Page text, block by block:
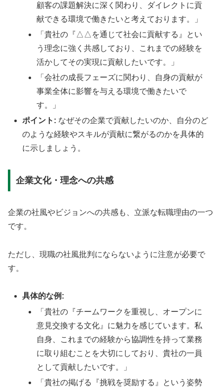
顧客の課題解決に深く関わり、ダイレクトに貢
献できる環境で働きたいと考えております。」
「貴社の『△△を通じて社会に貢献する』とい
う理念に強く共感しており、これまでの経験を
活かしてその実現に貢献したいです。」
「会社の成長フェーズに関わり、自身の貢献が
事業全体に影響を与える環境で働きたいで
す。」
ポイント: なぜその企業で貢献したいのか、自分のど
のような経験やスキルが貢献に繋がるのかを具体的
に示しましょう。
企業文化・理念への共感
企業の社風やビジョンへの共感も、立派な転職理由の一つ
です。
ただし、現職の社風批判にならないように注意が必要で
す。
具体的な例:
「貴社の『チームワークを重視し、オープンに
意見交換する文化』に魅力を感じています。私
自身、これまでの経験から協調性を持って業務
に取り組むことを大切にしており、貴社の一員
として貢献したいです。」
「貴社の掲げる『挑戦を奨励する』という姿勢